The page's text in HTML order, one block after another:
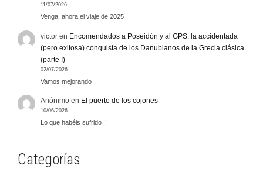
11/07/2026
Venga, ahora el viaje de 2025
victor en Encomendados a Poseidón y al GPS: la accidentada
(pero exitosa) conquista de los Danubianos de la Grecia clásica
(parte I)
02/07/2026
Vamos mejorando
Anónimo en El puerto de los cojones
10/06/2026
Lo que habéis sufrido !!
Categorías